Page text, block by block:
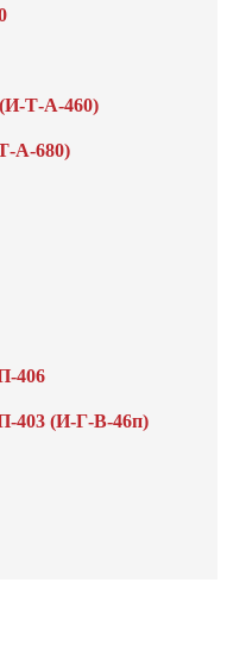
Т-А-460)
А-680)
406
403 (И-Г-В-46п)